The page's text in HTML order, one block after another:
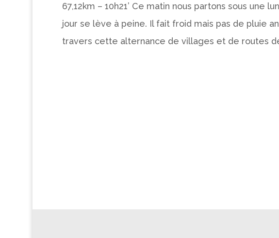
67,12km – 10h21’ Ce matin nous partons sous
jour se lève à peine. Il fait froid mais pas de pluie
travers cette alternance de villages et de routes de